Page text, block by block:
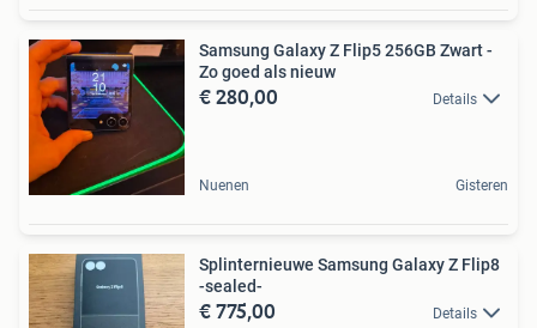
Samsung Galaxy Z Flip5 256GB Zwart -
Zo goed als nieuw
€ 280,00 Details
Nuenen Gisteren
Splinternieuwe Samsung Galaxy Z Flip8
-sealed-
€ 775,00 Details